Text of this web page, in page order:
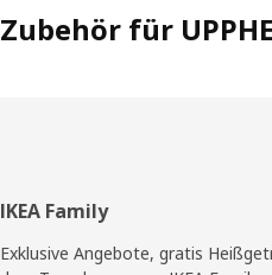
Zubehör für
Fußzeile
IKEA Family
Exklusive Angebote, gratis